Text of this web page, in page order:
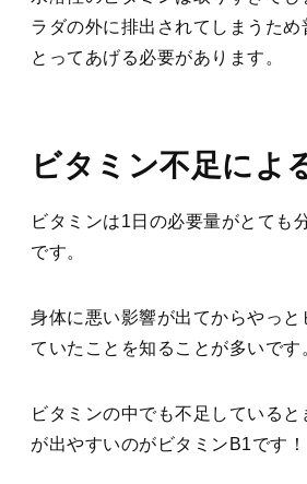
ラダの外に排出されてしまうため
とってあげる必要があります。
ビタミン不足によ
ビタミンは1日の必要量がとても
です。
身体に悪い影響が出てからやっと
ていたことを知ることが多いです
ビタミンの中でも不足している
が出やすいのがビタミンB1です！